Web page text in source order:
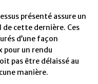
présenté assure un
cette dernière. Ces
d’une façon
pour un rendu
pas être délaissé au
manière.